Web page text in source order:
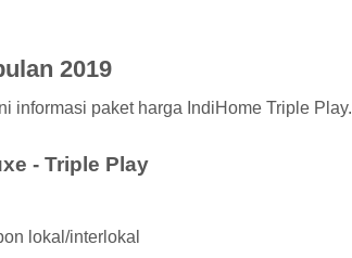
2019
informasi paket harga IndiHome Triple Play.
- Triple Play
lokal/interlokal